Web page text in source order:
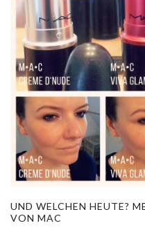
UND WELCHEN HEUTE?
VON MAC